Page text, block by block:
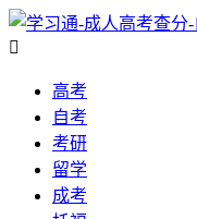

高考
自考
考研
留学
成考